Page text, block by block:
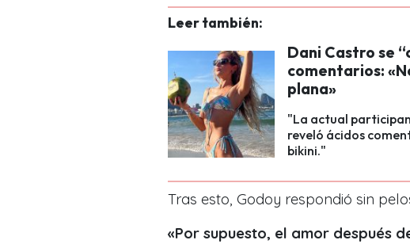
Leer también:
Dani Castro se
comentarios:
plana»
"La actual
reveló ácidos
bikini."
Tras esto, Godoy respondió sin
«Por supuesto, el amor después